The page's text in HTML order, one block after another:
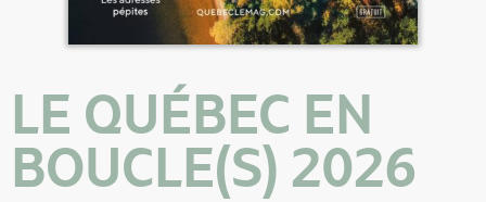
LE QUÉBEC EN
BOUCLE(S) 2026